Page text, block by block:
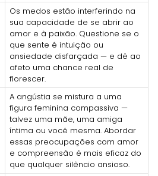
Os medos estão interferindo na
sua capacidade de se abrir ao
amor e à paixão. Questione se o
que sente é intuição ou
ansiedade disfarçada — e dê ao
afeto uma chance real de
florescer.
A angústia se mistura a uma
figura feminina compassiva —
talvez uma mãe, uma amiga
íntima ou você mesma. Abordar
essas preocupações com amor
e compreensão é mais eficaz do
que qualquer silêncio ansioso.